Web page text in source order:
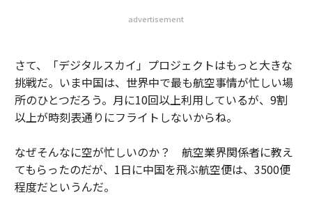
advertisement
さて、「デジタルスカイ」プロジェクトはもっと大きな
挑戦だ。いま中国は、世界中で最も航空事情が忙しい場
所のひとつだろう。月に10回以上利用しているが、9割
以上が時刻表通りにフライトしないからね。
なぜそんなに空が忙しいのか？ 航空業界関係者に教え
てもらったのだが、1日に中国を飛ぶ航空便は、3500便
程度だというんだ。